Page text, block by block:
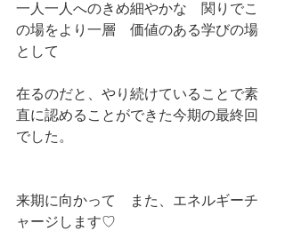
一人一人へのきめ細やかな　関りでこ
の場をより一層　価値のある学びの場
として
在るのだと、やり続けていることで素
直に認めることができた今期の最終回
でした。
来期に向かって　また、エネルギーチ
ャージします♡